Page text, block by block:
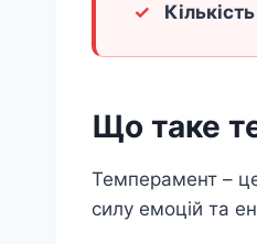
Що таке
Темперамент –
силу емоцій та